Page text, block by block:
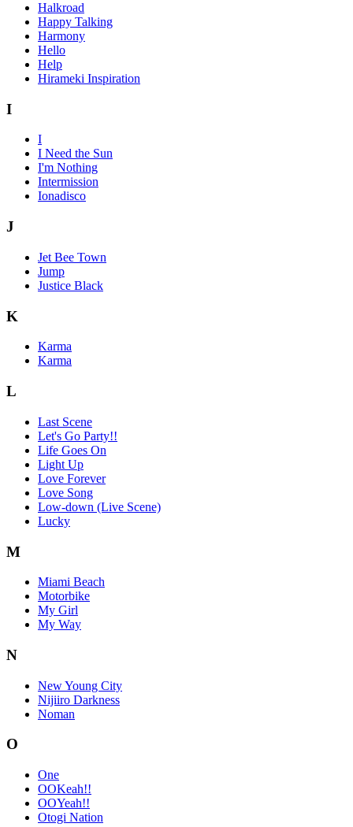
Halkroad
Happy Talking
Harmony
Hello
Help
Hirameki Inspiration
I
I
I Need the Sun
I'm Nothing
Intermission
Ionadisco
J
Jet Bee Town
Jump
Justice Black
K
Karma
Karma
L
Last Scene
Let's Go Party!!
Life Goes On
Light Up
Love Forever
Love Song
Low-down (Live Scene)
Lucky
M
Miami Beach
Motorbike
My Girl
My Way
N
New Young City
Nijiiro Darkness
Noman
O
One
OOKeah!!
OOYeah!!
Otogi Nation